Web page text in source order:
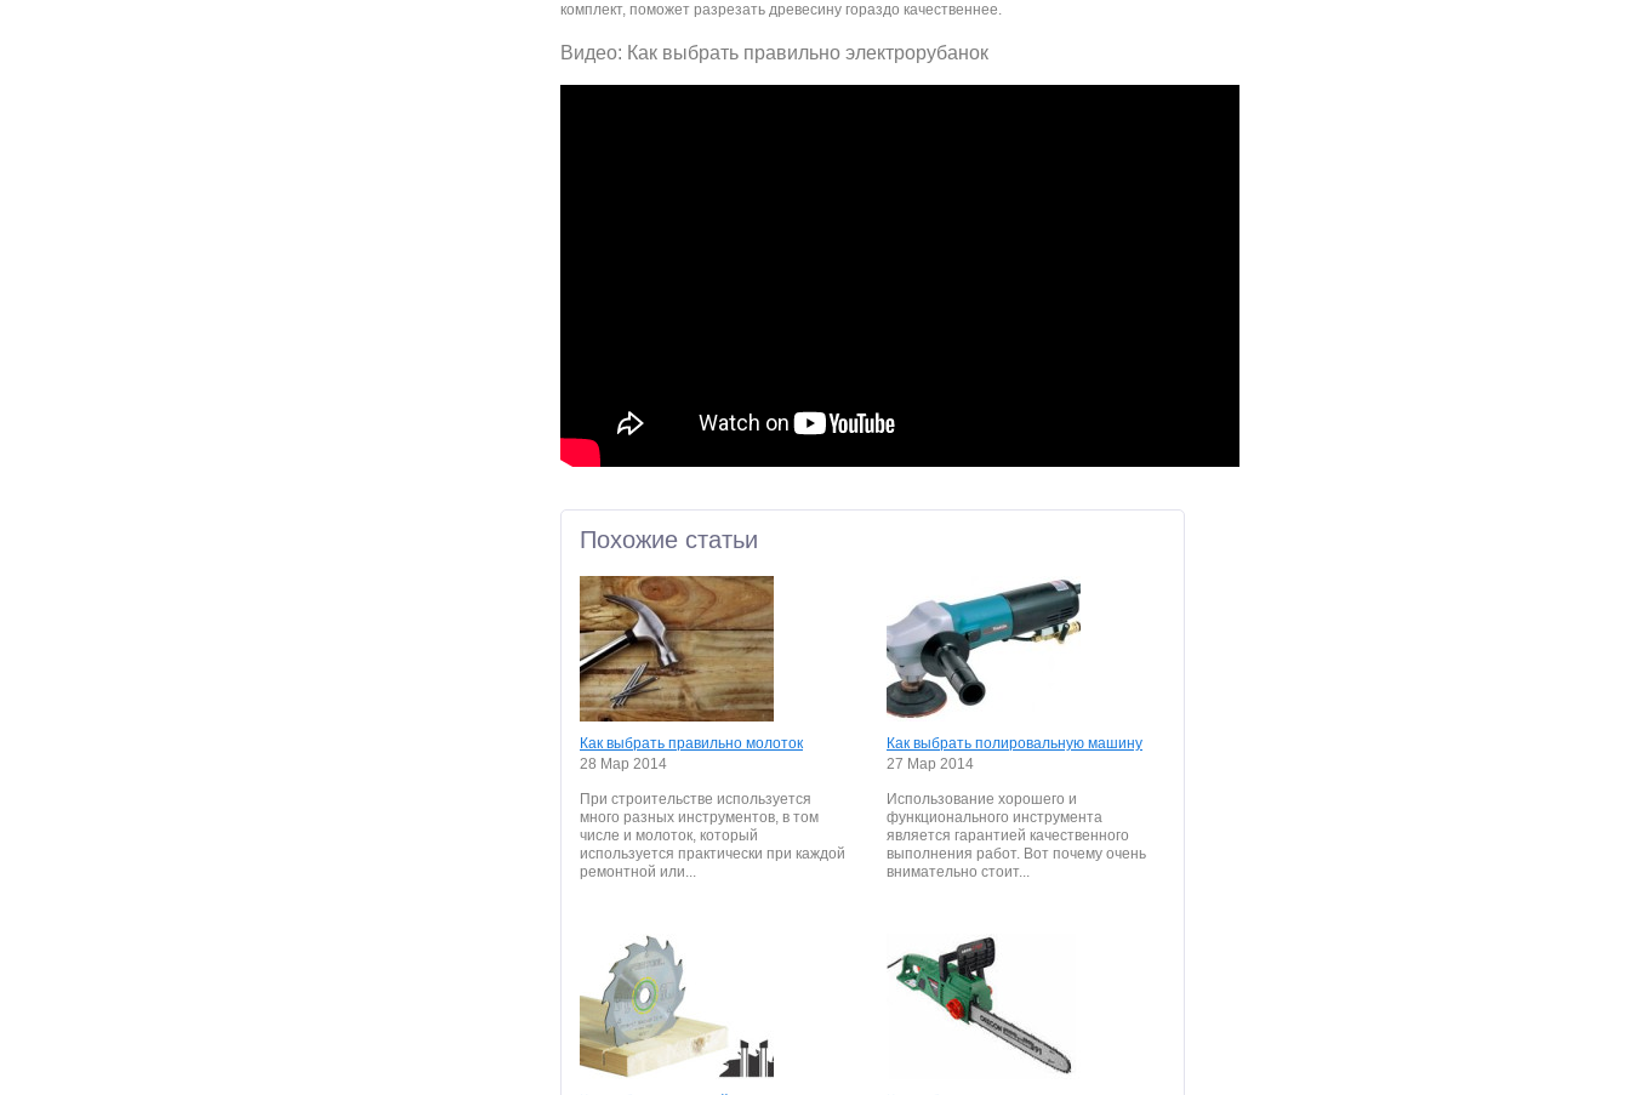
комплект, поможет разрезать древесину гораздо качественнее.
Видео: Как выбрать правильно электрорубанок
Похожие статьи
Как выбрать правильно молоток
28 Мар 2014
При строительстве используется
много разных инструментов, в том
числе и молоток, который
используется практически при каждой
ремонтной или...
Как выбрать полировальную машину
27 Мар 2014
Использование хорошего и
функционального инструмента
является гарантией качественного
выполнения работ. Вот почему очень
внимательно стоит...